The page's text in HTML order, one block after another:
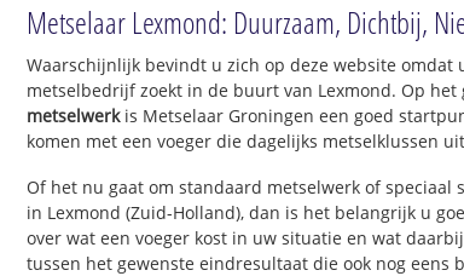
Metselaar Lexmond: Duurzaam, Dichtbij,
Waarschijnlijk bevindt u zich op deze website omdat
metselbedrijf zoekt in de buurt van Lexmond. Op het
metselwerkis Metselaar Groningen een goed
komen met een voeger die dagelijks metselklussen
Of het nu gaat om standaard metselwerk of speciaal
in Lexmond (Zuid-Holland), dan is het belangrijk u
over wat een voeger kost in uw situatie en wat
tussen het gewenste eindresultaat die ook nog eens